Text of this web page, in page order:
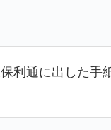
利通に出した手